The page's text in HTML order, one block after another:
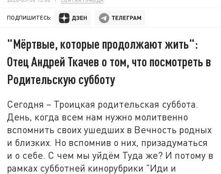
ПОДПИШИТЕСЬ:
"Мёртвые, которые продолжают жить":
Отец Андрей Ткачев о том, что посмотреть в
Родительскую субботу
Сегодня – Троицкая родительская суббота.
День, когда всем нам нужно молитвенно
вспомнить своих ушедших в Вечность родных
и близких. Но вспомнив о них, призадуматься
и о себе. С чем мы уйдём Туда же? И потому в
рамках субботней кинорубрики "Иди и